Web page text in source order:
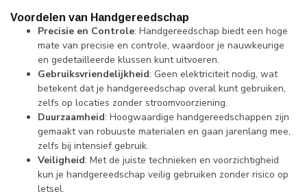
Voordelen van Handgereedschap
Precisie en Controle: Handgereedschap biedt een hoge
mate van precisie en controle, waardoor je nauwkeurige
en gedetailleerde klussen kunt uitvoeren.
Gebruiksvriendelijkheid: Geen elektriciteit nodig, wat
betekent dat je handgereedschap overal kunt gebruiken,
zelfs op locaties zonder stroomvoorziening.
Duurzaamheid: Hoogwaardige handgereedschappen zijn
gemaakt van robuuste materialen en gaan jarenlang mee,
zelfs bij intensief gebruik.
Veiligheid: Met de juiste technieken en voorzichtigheid
kun je handgereedschap veilig gebruiken zonder risico op
letsel.